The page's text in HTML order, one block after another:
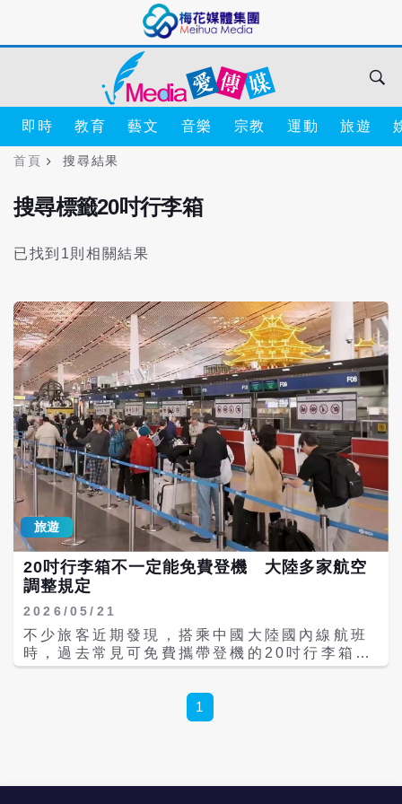
即時 教育 藝文 音樂 宗教 運動 旅遊
首頁 搜尋結果
搜尋標籤20吋行李箱
已找到1則相關結果
旅遊
20吋行李箱不一定能免費登機 大陸多家航空
調整規定
2026/05/21
不少旅客近期發現，搭乘中國大陸國內線航班
時，過去常見可免費攜帶登機的20吋行李箱，
如今越來越多航空公司開始限制，甚至要求額
導，目前大陸多數廉價航空公司已不再允許普
通經濟艙旅免費攜帶20吋行李箱登機，部分航
1